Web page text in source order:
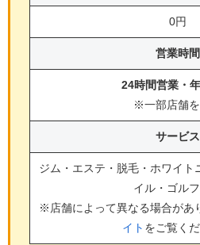
0円
営業時間
24時間営業・
※一部店舗を
サービス
ジム・エステ・脱毛・ホワイト
イル・ゴルフ
※店舗によって異なる場合があ
イト をご覧くだ